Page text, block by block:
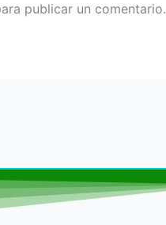
publicar un comentario.